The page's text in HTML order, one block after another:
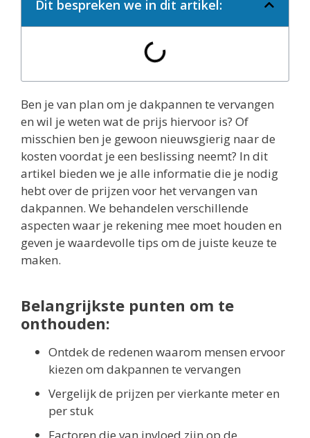
Dit bespreken we in dit artikel:
Ben je van plan om je dakpannen te vervangen
en wil je weten wat de prijs hiervoor is? Of
misschien ben je gewoon nieuwsgierig naar de
kosten voordat je een beslissing neemt? In dit
artikel bieden we je alle informatie die je nodig
hebt over de prijzen voor het vervangen van
dakpannen. We behandelen verschillende
aspecten waar je rekening mee moet houden en
geven je waardevolle tips om de juiste keuze te
maken.
Belangrijkste punten om te
onthouden:
Ontdek de redenen waarom mensen ervoor
kiezen om dakpannen te vervangen
Vergelijk de prijzen per vierkante meter en
per stuk
Factoren die van invloed zijn op de